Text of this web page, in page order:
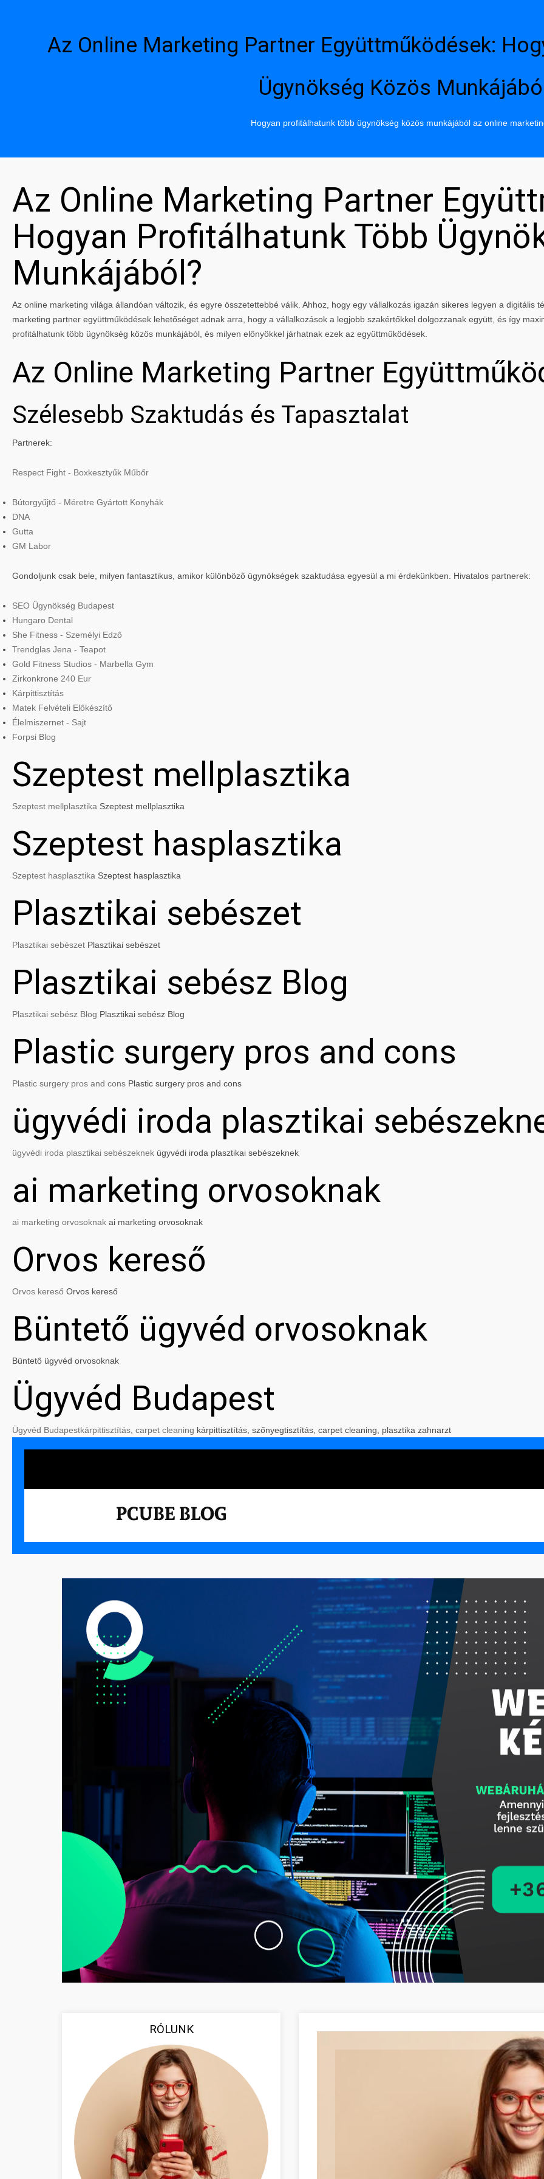
Az Online Marketing Partner Együttműködések:
Ügynökség Közös
Hogyan profitálhatunk több ügynökség közös munkájából az online
Az Online Marketing Partner
Hogyan Profitálhatunk Több
Munkájából?
Az online marketing világa állandóan változik, és egyre összetettebbé válik. Ahhoz, hogy egy vállalkozás igazán sikeres legyen a digitális
marketing partner együttműködések lehetőséget adnak arra, hogy a vállalkozások a legjobb szakértőkkel dolgozzanak együtt, és így
profitálhatunk több ügynökség közös munkájából, és milyen előnyökkel járhatnak ezek az együttműködések.
Az Online Marketing Partner
Szélesebb Szaktudás és Tapasztalat
Partnerek:
Respect Fight - Boxkesztyűk Műbőr
Bútorgyűjtő - Méretre Gyártott Konyhák
DNA
Gutta
GM Labor
Gondoljunk csak bele, milyen fantasztikus, amikor különböző ügynökségek szaktudása egyesül a mi érdekünkben. Hivatalos partnerek:
SEO Ügynökség Budapest
Hungaro Dental
She Fitness - Személyi Edző
Trendglas Jena - Teapot
Gold Fitness Studios - Marbella Gym
Zirkonkrone 240 Eur
Kárpittisztítás
Matek Felvételi Előkészítő
Élelmiszernet - Sajt
Forpsi Blog
Szeptest mellplasztika
Szeptest mellplasztika Szeptest mellplasztika
Szeptest hasplasztika
Szeptest hasplasztika Szeptest hasplasztika
Plasztikai sebészet
Plasztikai sebészet Plasztikai sebészet
Plasztikai sebész Blog
Plasztikai sebész Blog Plasztikai sebész Blog
Plastic surgery pros and cons
Plastic surgery pros and cons Plastic surgery pros and cons
ügyvédi iroda plasztikai
ügyvédi iroda plasztikai sebészeknek ügyvédi iroda plasztikai sebészeknek
ai marketing orvosoknak
ai marketing orvosoknak ai marketing orvosoknak
Orvos kereső
Orvos kereső Orvos kereső
Büntető ügyvéd orvosoknak
Büntető ügyvéd orvosoknak
Ügyvéd Budapest
Ügyvéd Budapestkárpittisztítás carpet cleaning kárpittisztítás, szőnyegtisztítás, carpet cleaning, plasztika zahnarzt
RÓLUNK